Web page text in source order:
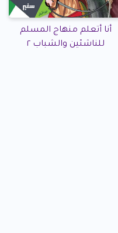
أنا أتعلم منهاج المسلم
للناشئين والشباب ٢